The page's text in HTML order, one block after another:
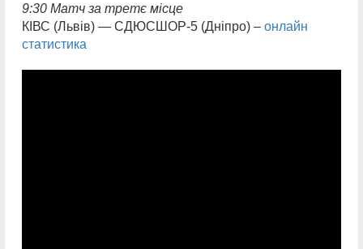
9:30 Матч за третє місце
КІВС (Львів) — СДЮСШОР-5 (Дніпро) – онлайн
статистика